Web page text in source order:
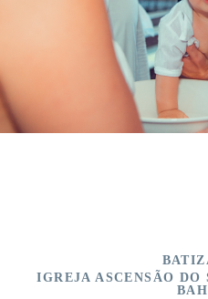
IGREJA ASCENSÃO DO